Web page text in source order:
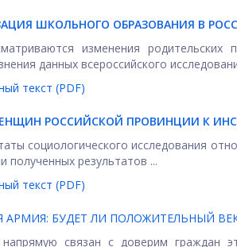
ШКОЛЬНОГО ОБРАЗОВАНИЯ В
изменения родительских
данных всероссийского
текст (PDF)
РОССИЙСКОЙ ПРОВИНЦИИ К
социологического исследования
полученных результатов ...
текст (PDF)
БУДЕТ ЛИ ПОЛОЖИТЕЛЬНЫЙ
связан с доверим граждан